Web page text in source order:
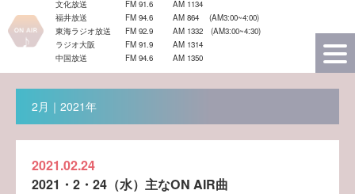
文化放送 FM 91.6
AM 1134
福井放送
FM 94.6
AM 864 (AM3:00~4:00)
東海ラジオ放送
FM 92.9
AM 1332 (AM3:00~4:30)
ラジオ大阪
FM 91.9
AM 1314
中国放送
FM 94.6 AM 1350
2月｜2021年
2021.02.24
2021・2・24（水）主なON AIR曲